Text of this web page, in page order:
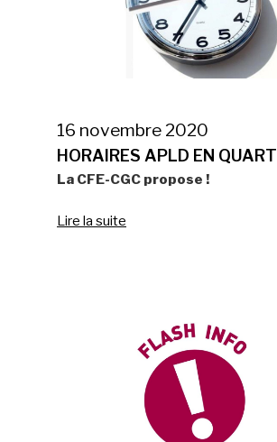
16 novembre 2020
HORAIRES APLD EN QUART
La CFE-CGC propose !
Lire la suite